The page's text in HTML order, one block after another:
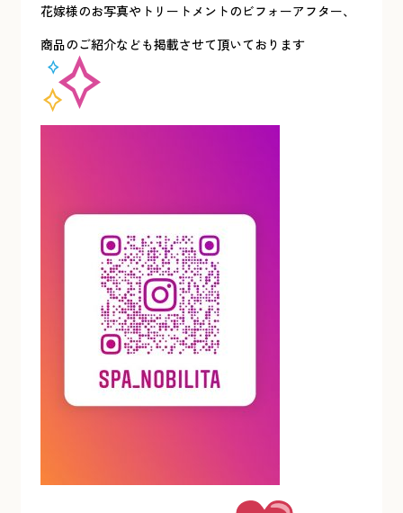
花嫁様のお写真やトリートメントのビフォーアフター、
商品のご紹介なども掲載させて頂いております